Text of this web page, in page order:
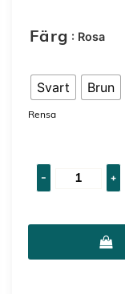
Färg : Rosa
Svart Brun
Rensa
- +